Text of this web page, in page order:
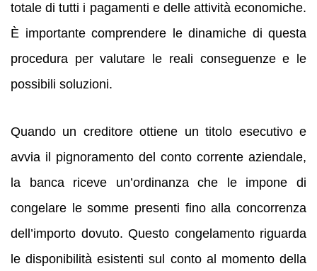
totale di tutti i pagamenti e delle attività economiche.
È importante comprendere le dinamiche di questa
procedura per valutare le reali conseguenze e le
possibili soluzioni.
Quando un creditore ottiene un titolo esecutivo e
avvia il pignoramento del conto corrente aziendale,
la banca riceve un’ordinanza che le impone di
congelare le somme presenti fino alla concorrenza
dell’importo dovuto. Questo congelamento riguarda
le disponibilità esistenti sul conto al momento della